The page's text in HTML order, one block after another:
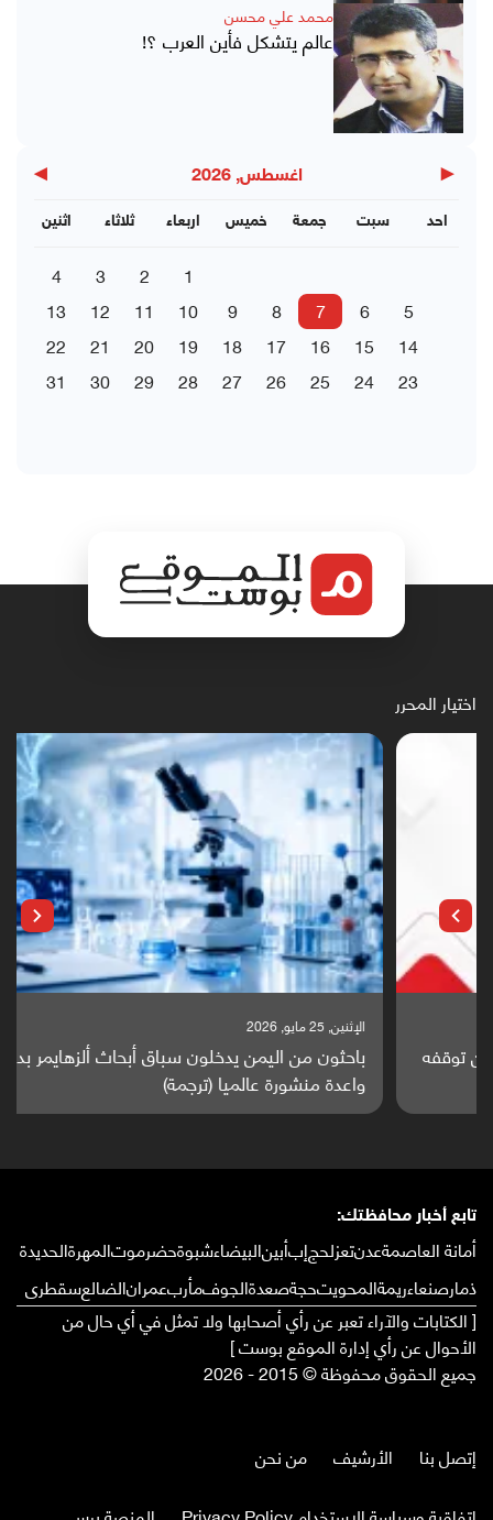
محمد علي محسن
عالم يتشكل فأين العرب ؟!
◀ اغسطس, 2026 ▶
اثنين ثلاثاء اربعاء خميس جمعة سبت احد
1
2
3
4
5
6
7
8
9
10
11
12
13
14
15
16
17
18
19
20
21
22
23
24
25
26
27
28
29
30
31
اختيار المحرر
باحثون من اليمن يدخلون سباق أبحاث ألزهايمر بدراسة
واعدة منشورة عالميا (ترجمة)
تابع أخبار محافظتك:
أمانة العاصمةعدنتعزلحجإبأبينالبيضاءشبوةحضرموتالمهرةالحديدة
ذمارصنعاءريمةالمحويتحجةصعدةالجوفمأربعمرانالضالعسقطرى
[ الكتابات والآراء تعبر عن رأي أصحابها ولا تمثل في أي حال من
الأحوال عن رأي إدارة الموقع بوست ]
جميع الحقوق محفوظة © 2015 - 2026
إتصل بنا الأرشيف
من نحن